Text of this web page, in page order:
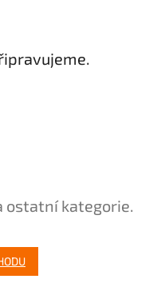
ostatní kategorie.